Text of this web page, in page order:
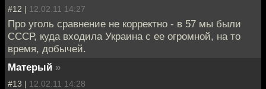
#12 | 12.02.11 14:27
Про уголь сравнение не корректно - в 57 мы были
СССР, куда входила Украина с ее огромной, на то
время, добычей.
Матерый »
#13 | 12.02.11 14:28